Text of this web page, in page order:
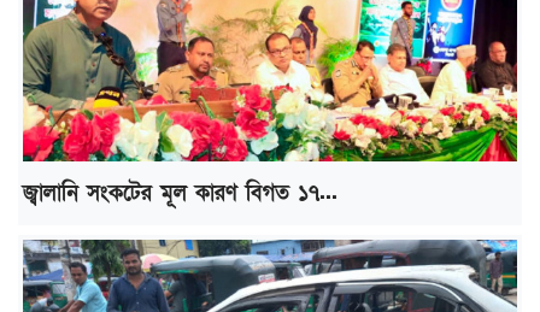
জ্বালানি সংকটের মূল কারণ বিগত ১৭...